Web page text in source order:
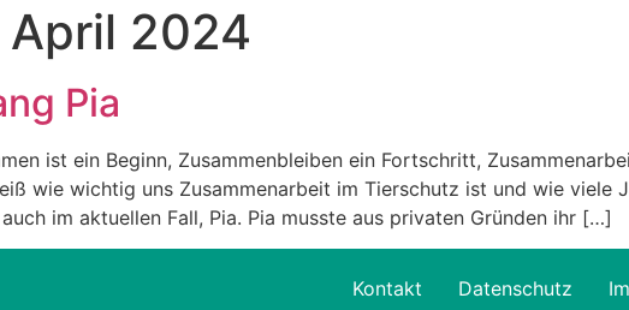
April 2024
Pia
ist ein Beginn, Zusammenbleiben ein Fortschritt,
wie wichtig uns Zusammenarbeit im Tierschutz ist und wie viele
im aktuellen Fall, Pia. Pia musste aus privaten Gründen ihr […]
Kontakt Datenschutz